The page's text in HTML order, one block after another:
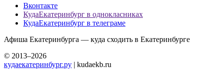
Вконтакте
КудаЕкатеринбург в однокласниках
КудаЕкатеринбург в телеграме
Афиша Екатеринбурга — куда сходить в Екатеринбурге
© 2013–2026
кудаекатеринбург.ру | kudaekb.ru